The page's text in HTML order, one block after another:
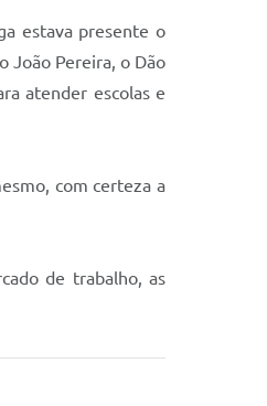
estava presente o
João Pereira, o Dão
atender escolas e
com certeza a
de trabalho, as